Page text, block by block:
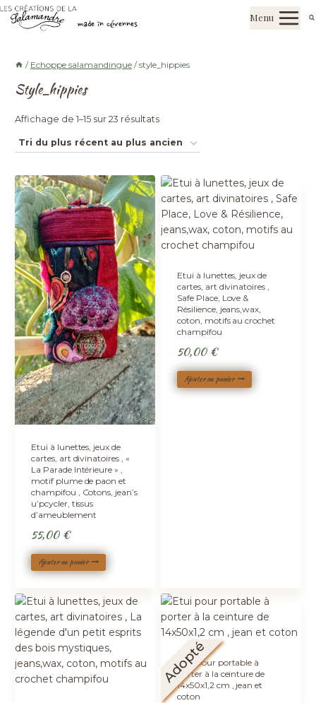
Aller
au
made in cévennes
Menu
/ Echoppe salamandingue / style_hippies
Style_hippies
Affichage de 1–15 sur 23 résultatsTrié
du
récent
au
plus
ancien
Etui à lunettes, jeux de
cartes, art divinatoires , «
La Parade Intérieure » ,
motif plume de paon et
champifou , Cotons, jean’s
u’pcycler, tissus
d’ameublement
55,00 €
Ajouter au panier
Etui à lunettes, jeux de
cartes, art divinatoires ,
Safe Place, Love &
Résilience, jeans,wax,
coton, motifs au crochet
champifou
50,00 €
Ajouter au panier
Adopté
Etui pour portable à
porter à la ceinture de
14x50x1,2 cm , jean et
coton